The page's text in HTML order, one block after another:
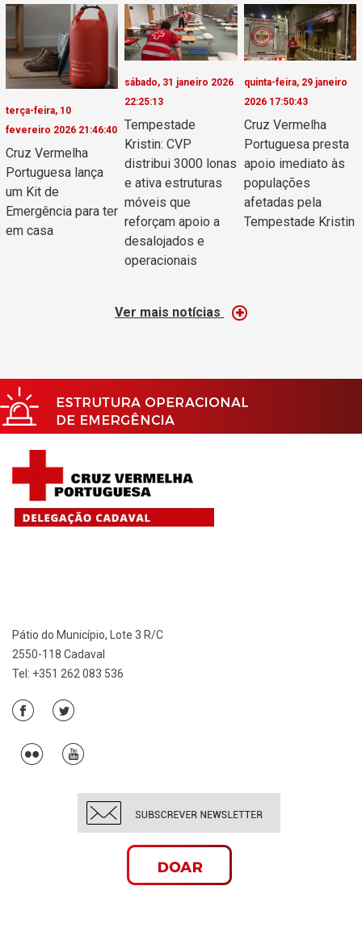
terça-feira, 10
fevereiro 2026 21:46:40
Cruz Vermelha
Portuguesa lança
um Kit de
Emergência para ter
em casa
sábado, 31 janeiro 2026
22:25:13
Tempestade
Kristin: CVP
distribui 3000 lonas
e ativa estruturas
móveis que
reforçam apoio a
desalojados e
operacionais
quinta-feira, 29 janeiro
2026 17:50:43
Cruz Vermelha
Portuguesa presta
apoio imediato às
populações
afetadas pela
Tempestade Kristin
Ver mais notícias
Pátio do Município, Lote 3 R/C
2550-118 Cadaval
Tel: +351 262 083 536